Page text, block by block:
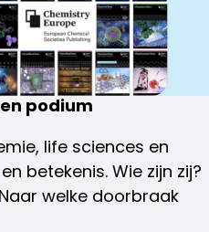
podium
life sciences en
betekenis. Wie zijn zij?
welke doorbraak